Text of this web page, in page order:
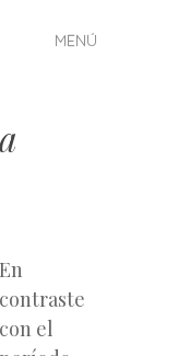
MENÚ
En
contraste
con el